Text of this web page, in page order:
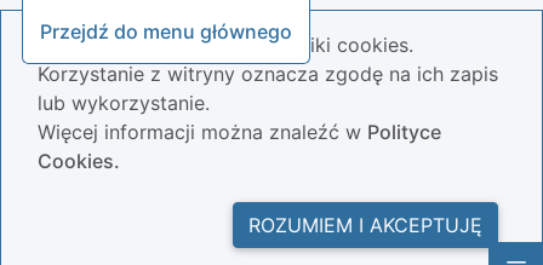
Przejdź do menu głównego
Nasza strona wykorzystuje pliki cookies.
Korzystanie z witryny oznacza zgodę na ich zapis
lub wykorzystanie.
Więcej informacji można znaleźć w Polityce
Cookies.
ROZUMIEM I AKCEPTUJĘ